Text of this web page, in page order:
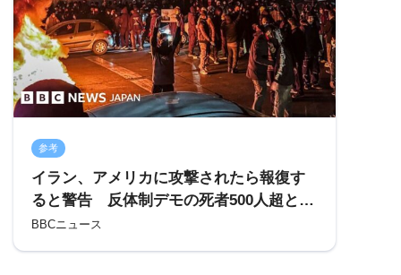
参考
イラン、アメリカに攻撃されたら報復す
ると警告 反体制デモの死者500人超と人
権団体 – BBCニュース
BBCニュース